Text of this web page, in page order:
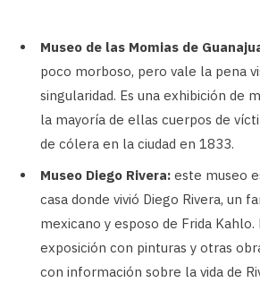
Museo de las Momias de
poco morboso, pero vale la pena
singularidad. Es una exhibición de
la mayoría de ellas cuerpos de
de cólera en la ciudad en 1833.
Museo Diego Rivera: este museo
casa donde vivió Diego Rivera, un
mexicano y esposo de Frida Kahlo.
exposición con pinturas y otras
con información sobre la vida de